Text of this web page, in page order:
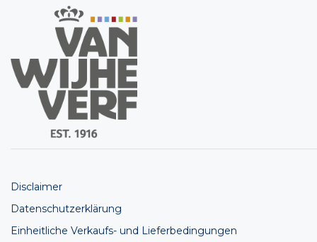
Disclaimer
Datenschutzerklärung
Einheitliche Verkaufs- und Lieferbedingungen